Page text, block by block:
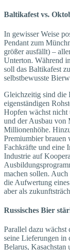
Baltikafest vs.
In gewisser Weise
Pendant zum
größer ausfällt) –
Unterton. Während
soll das Baltikafest
selbstbewusste
Gleichzeitig sind die
eigenständigen
Hopfen wächst nicht
und der Ausbau von
Millionenhöhe.
Premiumbier brauen
Fachkräfte und eine
Industrie auf
machen sollen.
die Aufwertung
aber als
Russisches Bier
Parallel dazu wächst
seine Lieferungen in
Belarus,